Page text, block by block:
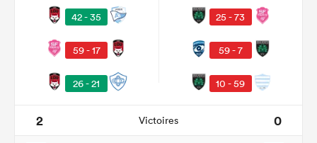
42 - 35
59 - 17
26 - 21
25 - 73
59 - 7
10 - 59
2 Victoires 0